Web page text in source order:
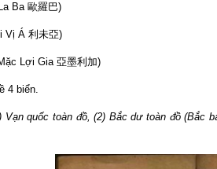
Ba 歐羅巴)
Vị Á 利未亞)
Lợi Gia 亞墨利加)
4 biển.
Vạn quốc toàn đồ, (2) Bắc dư toàn đồ (Bắc